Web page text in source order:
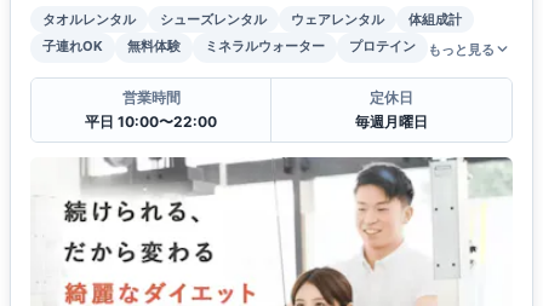
タオルレンタル シューズレンタル ウェアレンタル
体組成計
子連れOK
無料体験 ミネラルウォーター プロテイン もっと見る
営業時間
平日 10:00〜22:00
定休日
毎週月曜日